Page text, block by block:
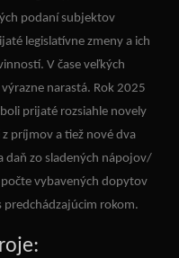
podaní subjektov
legislatívne zmeny a ich
V čase veľkých
narastá. Rok 2025
prijaté rozsiahle novely
príjmov a tiež nové dva
daň zo sladených nápojov/
vybavených dopytov
rokom.